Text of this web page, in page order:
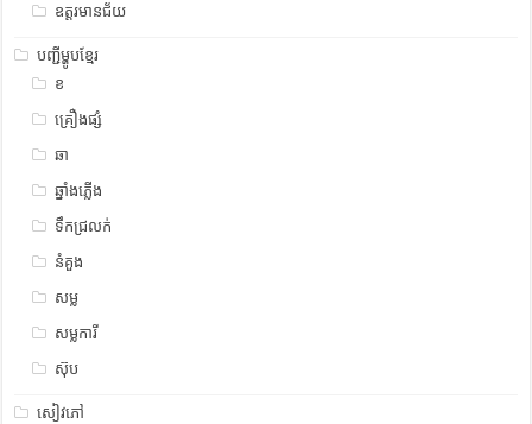
ឧត្ដរមានជ័យ
បញ្ជីម្ហូបខ្មែរ
ខ
គ្រឿងផ្សំ
ឆា
ឆ្នាំងភ្លើង
ទឹកជ្រលក់
នំគួង
សម្ល
សម្លការី
ស៊ុប
សៀវភៅ